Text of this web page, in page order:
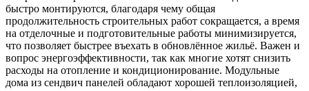
быстро монтируются, благодаря чему общая
продолжительность строительных работ сокращается, а время
на отделочные и подготовительные работы минимизируется,
что позволяет быстрее въехать в обновлённое жильё. Важен и
вопрос энергоэффективности, так как многие хотят снизить
расходы на отопление и кондиционирование. Модульные
дома из сендвич панелей обладают хорошей теплоизоляцией,